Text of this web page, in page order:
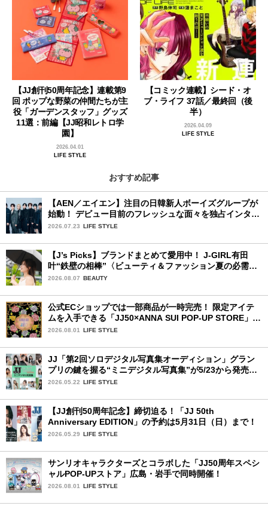
【JJ創刊50周年記念】連載第9
回 ポップな野菜の仲間たちが主
役「ガーデンスタッフ」グッズ
11選：前編【JJ昭和レトロ学
園】
2026.04.01
LIFE STYLE
【コミック連載】シード・オ
ブ・ライフ 37話／最終回（後
半）
2026.04.09
LIFE STYLE
おすすめ記事
【AEN／エイエン】注目の日韓新人ボーイズグループが
始動！ デビュー目前のフレッシュな面々を独占インタビ
ュー。7人の魅力に迫ります♪
2026.07.23 LIFE STYLE
【J’s Picks】ブランドまとめて愛用中！ J-GIRL有田
叶“鉄壁の相棒”〈ビューティ＆ファッション夏の必需
品〉
2026.08.07 BEAUTY
公式ECショップでは一部商品が一時完売！ 限定アイテ
ムを入手できる「JJ50×ANNA SUI POP-UP STORE」が
広島で開催決定
2026.08.01 LIFE STYLE
JJ「第2回ソロデジタル写真集オーディション」グラン
プリの鍵を握る“ミニデジタル写真集”が5/23から発売！
ファイナリストの個性あふれる18冊
2026.05.22 LIFE STYLE
【JJ創刊50周年記念】締切迫る！「JJ 50th
Anniversary EDITION」の予約は5月31日（日）まで！
2026.05.29 LIFE STYLE
サンリオキャラクターズとコラボした「JJ50周年スペシ
ャルPOP-UPストア」広島・岩手で同時開催！
2026.08.01 LIFE STYLE